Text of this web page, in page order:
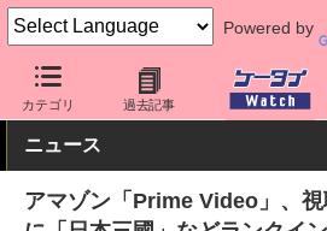
Powered by
カテゴリ 過去記事
ケータイ Watch アプリ・サービス
ニュース
アマゾン「Prime Video」、